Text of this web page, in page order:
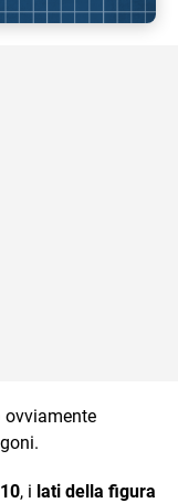
ovviamente
, i lati della figura